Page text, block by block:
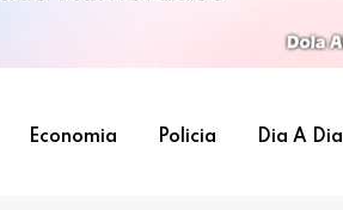
Economia Policia Dia A Dia